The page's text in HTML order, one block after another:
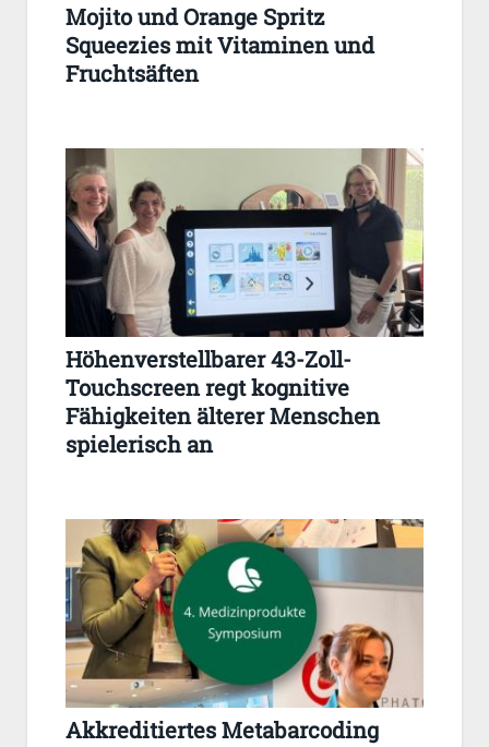
Mojito und Orange Spritz
Squeezies mit Vitaminen und
Fruchtsäften
Höhenverstellbarer 43-Zoll-
Touchscreen regt kognitive
Fähigkeiten älterer Menschen
spielerisch an
Akkreditiertes Metabarcoding